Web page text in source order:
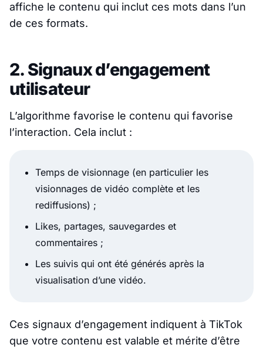
affiche le contenu qui inclut ces mots dans l’un
de ces formats.
2. Signaux d’engagement
utilisateur
L’algorithme favorise le contenu qui favorise
l’interaction. Cela inclut :
Temps de visionnage (en particulier les
visionnages de vidéo complète et les
rediffusions) ;
Likes, partages, sauvegardes et
commentaires ;
Les suivis qui ont été générés après la
visualisation d’une vidéo.
Ces signaux d’engagement indiquent à TikTok
que votre contenu est valable et mérite d’être